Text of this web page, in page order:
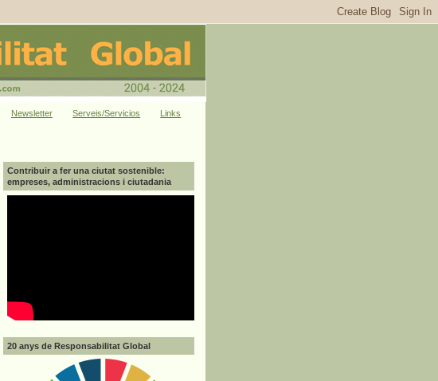
Newsletter Serveis/Servicios Links
Contribuir a fer una ciutat sostenible:
empreses, administracions i ciutadania
20 anys de Responsabilitat Global